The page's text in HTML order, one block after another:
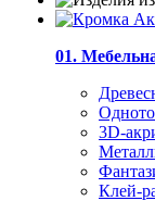
01.
3D-
Клей-